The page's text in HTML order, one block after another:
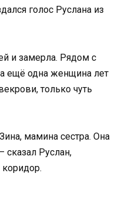
голос Руслана из
и замерла. Рядом с
ещё одна женщина лет
только чуть
мамина сестра. Она
сказал Руслан,